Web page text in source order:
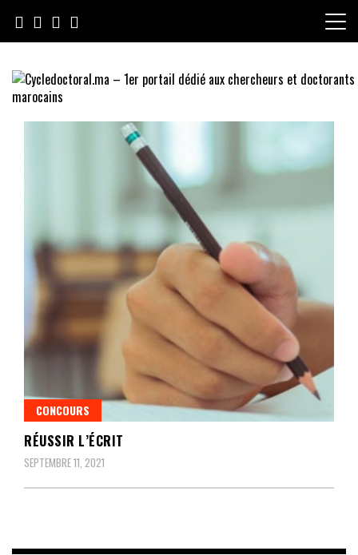
content
Cycledoctoral.ma – 1er portail
dédié aux chercheurs et
doctorants marocains
CONCOURS
RÉUSSIR L’ÉCRIT
SEPTEMBRE 11, 2021